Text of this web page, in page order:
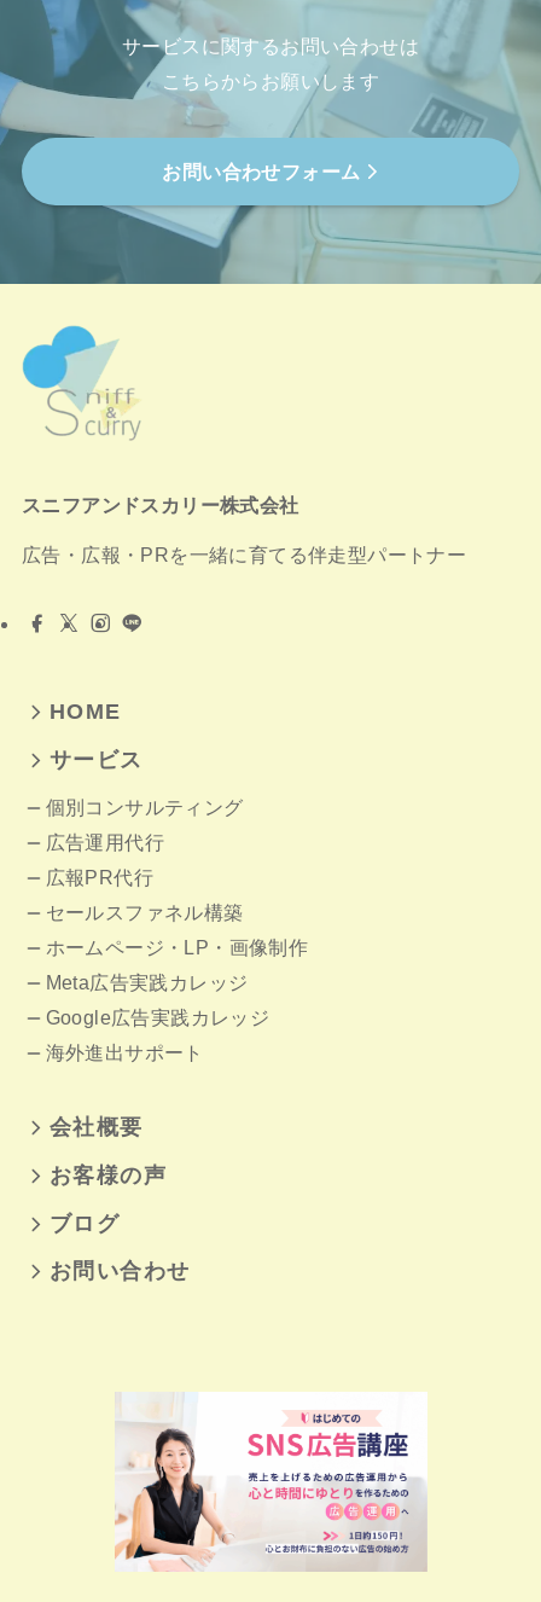
サービスに関するお問い合わせは
こちらからお願いします
お問い合わせフォーム
スニフアンドスカリー株式会社
広告・広報・PRを一緒に育てる伴走型パートナー
HOME
サービス
個別コンサルティング
広告運用代行
広報PR代行
セールスファネル構築
ホームページ ・LP・画像制作
Meta広告実践カレッジ
Google広告実践カレッジ
海外進出サポート
会社概要
お客様の声
ブログ
お問い合わせ